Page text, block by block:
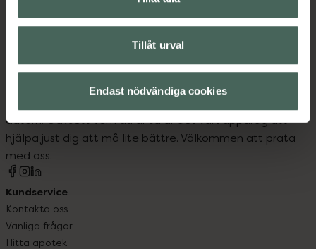
Tillåt urval
Endast nödvändiga cookies
Kronans Apotek finns här för dig. Du hittar oss från Skåne i
syd till Lappland i norr, och online i mobilen och på
datorn. Oavsett vem du är så är det vårt uppdrag att
hjälpa just dig att må lite bättre. Välkommen att prata
med oss.
Kundservice
Kontakta oss
Vanliga frågor
Hitta apotek